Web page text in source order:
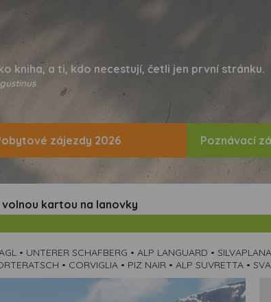
kniha, a ti, kdo necestují, četli jen první stránku.
zájezdy 2026 Poznávací
kartou na lanovky
• UNTERER SCHAFBERG • ALP LANGUARD •
• CORVIGLIA • PIZ NAIR • ALP SUVRETTA •